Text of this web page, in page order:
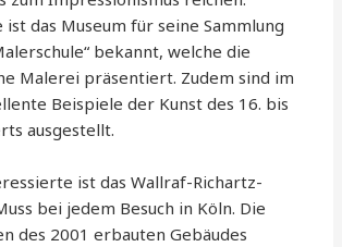
das Museum für seine Sammlung
bekannt, welche die
Malerei präsentiert. Zudem sind im
Beispiele der Kunst des 16. bis
ausgestellt.
ist das Wallraf-Richartz-
bei jedem Besuch in Köln. Die
des 2001 erbauten Gebäudes